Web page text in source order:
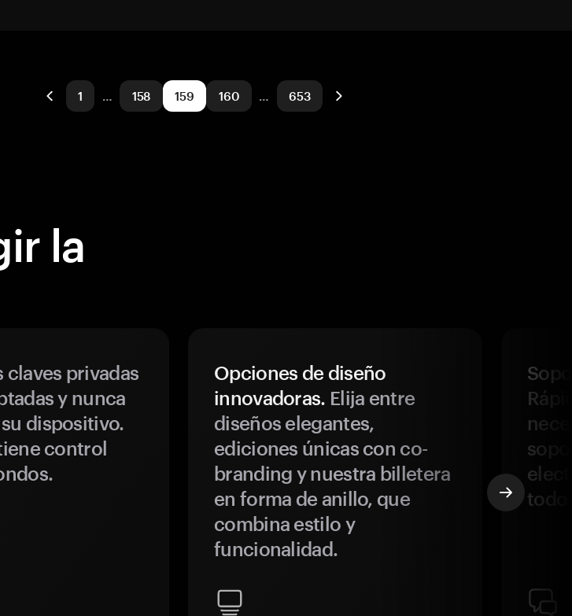
1 … 158 159 160 … 653
la
claves privadas
y nunca
dispositivo.
control
Opciones de diseño
innovadoras. Elija entre
diseños elegantes,
ediciones únicas con co-
branding y nuestra billetera
en forma de anillo, que
combina estilo y
funcionalidad.
todo